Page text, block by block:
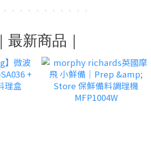
｜最新商品｜